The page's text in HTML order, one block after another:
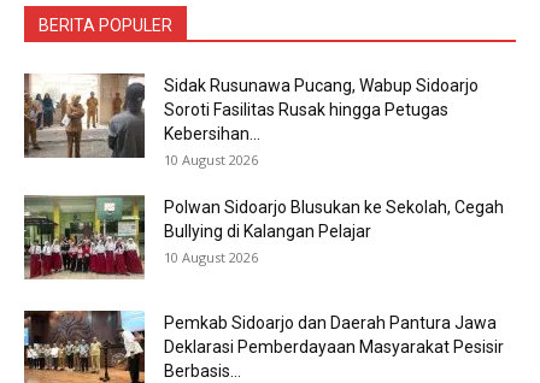
BERITA POPULER
Sidak Rusunawa Pucang, Wabup Sidoarjo
Soroti Fasilitas Rusak hingga Petugas
Kebersihan...
10 August 2026
Polwan Sidoarjo Blusukan ke Sekolah, Cegah
Bullying di Kalangan Pelajar
10 August 2026
Pemkab Sidoarjo dan Daerah Pantura Jawa
Deklarasi Pemberdayaan Masyarakat Pesisir
Berbasis...